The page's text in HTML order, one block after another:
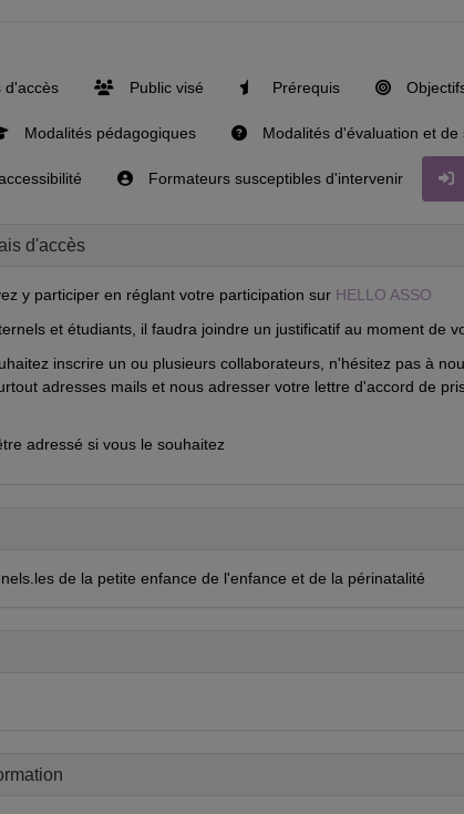
d'accès Public visé Prérequis
Modalités pédagogiques Modalités d'évaluation et de
Formateurs susceptibles d'intervenir
d'accès
y participer en réglant votre participation sur HELLO ASSO
et étudiants, il faudra joindre un justificatif au moment de
inscrire un ou plusieurs collaborateurs, n'hésitez pas à
adresses mails et nous adresser votre lettre d'accord de
adressé si vous le souhaitez
de la petite enfance de l'enfance et de la périnatalité